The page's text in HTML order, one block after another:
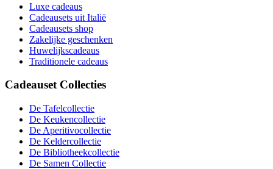
Luxe cadeaus
Cadeausets uit Italië
Cadeausets shop
Zakelijke geschenken
Huwelijkscadeaus
Traditionele cadeaus
Cadeauset Collecties
De Tafelcollectie
De Keukencollectie
De Aperitivocollectie
De Keldercollectie
De Bibliotheekcollectie
De Samen Collectie